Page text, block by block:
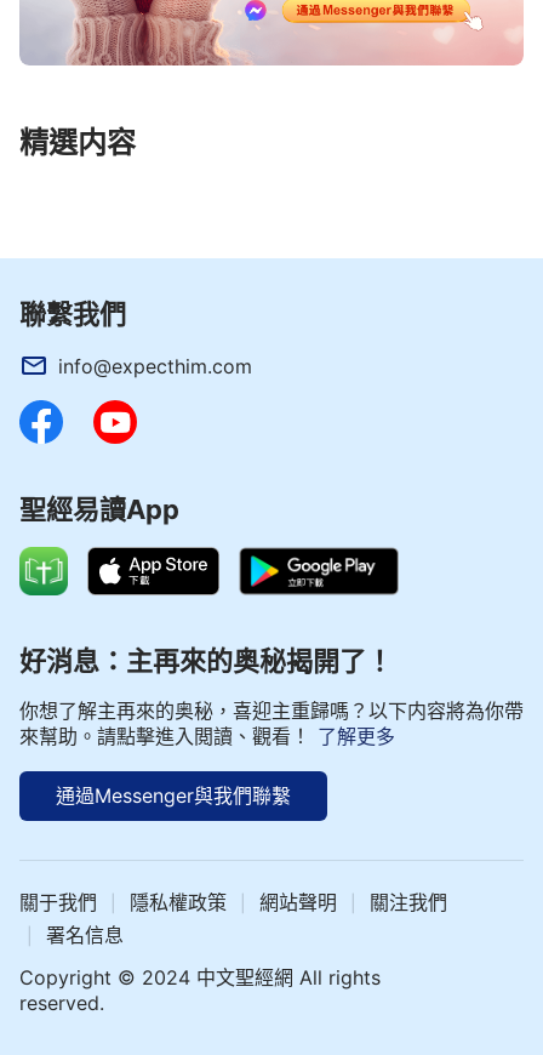
精選内容
聯繫我們
info@expecthim.com
聖經易讀App
好消息：主再來的奥秘揭開了！
你想了解主再來的奥秘，喜迎主重歸嗎？以下内容將為你帶
來幫助。請點擊進入閲讀、觀看！
了解更多
通過Messenger與我們聯繫
關于我們 隱私權政策 網站聲明 關注我們
署名信息
Copyright © 2024 中文聖經網 All rights
reserved.